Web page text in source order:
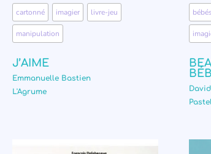
cartonné imagier livre-jeu
manipulation
J’AIME
Emmanuelle Bastien
L'Agrume
bébés